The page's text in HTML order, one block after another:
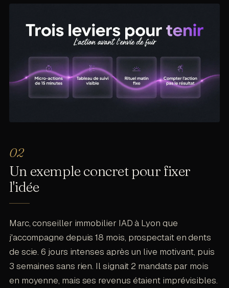
Un exemple concret pour fixer
l'idée
Marc, conseiller immobilier IAD à Lyon que
j'accompagne depuis 18 mois, prospectait en dents
de scie. 6 jours intenses après un live motivant, puis
3 semaines sans rien. Il signait 2 mandats par mois
en moyenne, mais ses revenus étaient imprévisibles.